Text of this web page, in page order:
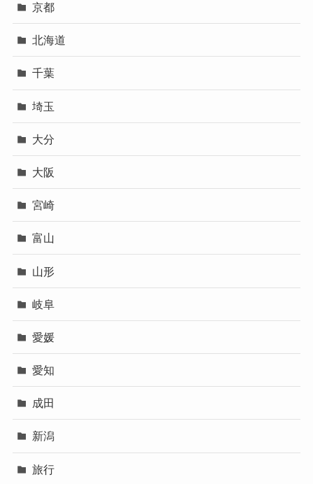
京都
北海道
千葉
埼玉
大分
大阪
宮崎
富山
山形
岐阜
愛媛
愛知
成田
新潟
旅行